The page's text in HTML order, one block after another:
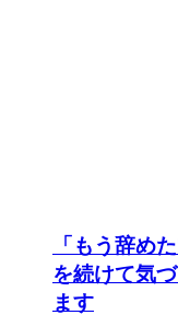
「もう辞め
を続けて気
ます